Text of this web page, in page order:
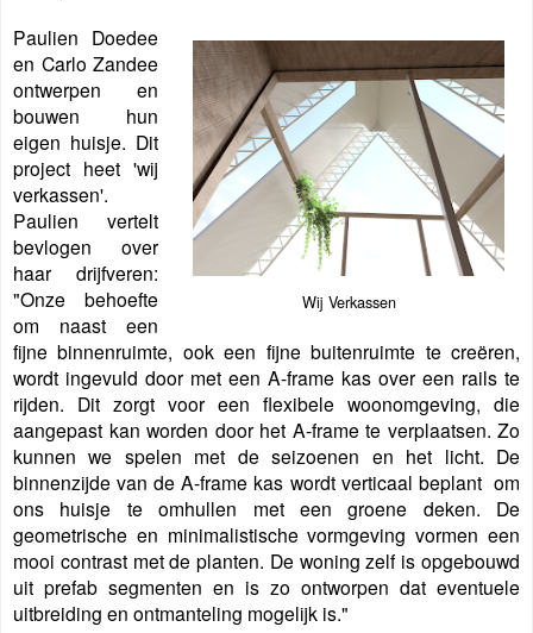
Wij Verkassen
Paulien Doedee
en Carlo Zandee
ontwerpen en
bouwen hun
eigen huisje. Dit
project heet 'wij
verkassen'.
Paulien vertelt
bevlogen over
haar drijfveren:
"Onze behoefte
om naast een
fijne binnenruimte, ook een fijne buitenruimte te creëren,
wordt ingevuld door met een A-frame kas over een rails te
rijden. Dit zorgt voor een flexibele woonomgeving, die
aangepast kan worden door het A-frame te verplaatsen. Zo
kunnen we spelen met de seizoenen en het licht. De
binnenzijde van de A-frame kas wordt verticaal beplant om
ons huisje te omhullen met een groene deken. De
geometrische en minimalistische vormgeving vormen een
mooi contrast met de planten. De woning zelf is opgebouwd
uit prefab segmenten en is zo ontworpen dat eventuele
uitbreiding en ontmanteling mogelijk is."